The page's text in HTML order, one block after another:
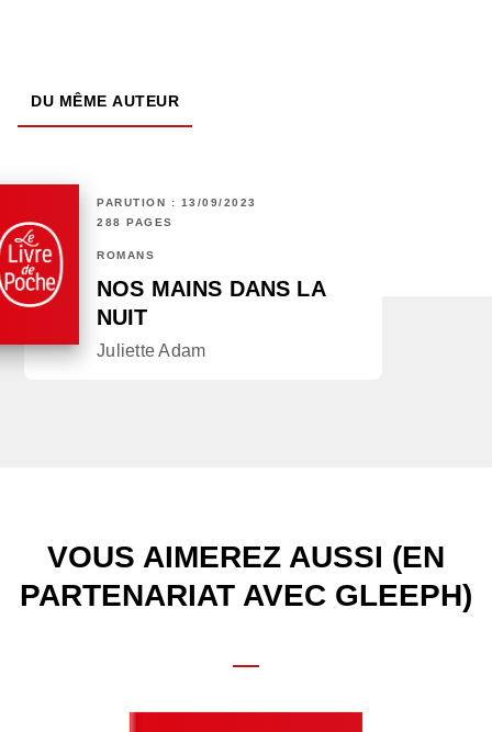
DU MÊME AUTEUR
PARUTION : 13/09/2023
288 PAGES
ROMANS
NOS MAINS DANS LA
NUIT
Juliette Adam
VOUS AIMEREZ AUSSI (EN
PARTENARIAT AVEC GLEEPH)